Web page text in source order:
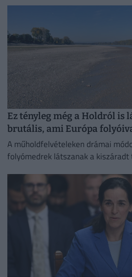
Ez tényleg még a Holdról is
brutális, ami Európa
A műholdfelvételeken drámai
folyómedrek látszanak a kiszáradt
felszín alatti homokpadokat tárt fel.